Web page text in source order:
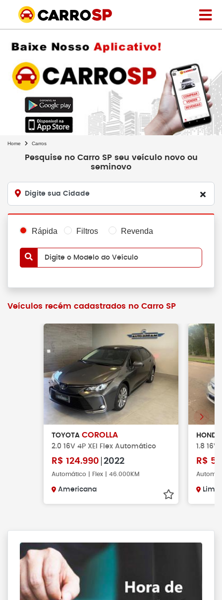
Home Carros
Pesquise no Carro SP seu veículo novo ou
seminovo
Digite sua Cidade
Rápida Filtros Revenda
Digite o Modelo do Veículo
Veículos recém cadastrados no Carro SP
TOYOTA COROLLA
2.0 16V 4P XEI Flex Automático
R$ 124.990 2022
Automático | Flex | 46.000KM
Americana
1.8
R$